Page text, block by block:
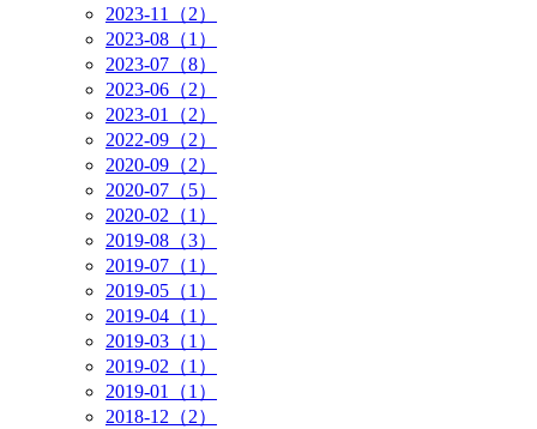
2023-11（2）
2023-08（1）
2023-07（8）
2023-06（2）
2023-01（2）
2022-09（2）
2020-09（2）
2020-07（5）
2020-02（1）
2019-08（3）
2019-07（1）
2019-05（1）
2019-04（1）
2019-03（1）
2019-02（1）
2019-01（1）
2018-12（2）